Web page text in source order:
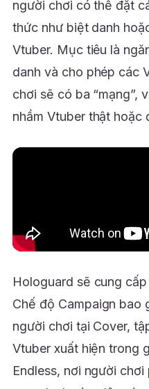
người chơi có thể đặt
thức như biệt danh
Vtuber. Mục tiêu là
danh và cho phép các
chơi sẽ có ba “mạng”,
nhầm Vtuber thật hoặc
Hologuard sẽ cung
Chế độ Campaign bao
người chơi tại Cover,
Vtuber xuất hiện trong
Endless, nơi người